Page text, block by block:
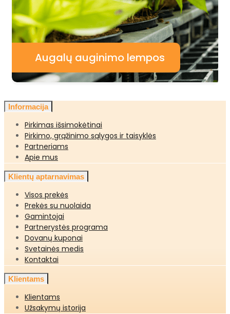
Augalų auginimo lempos
Informacija
Pirkimas išsimokėtinai
Pirkimo, grąžinimo sąlygos ir taisyklės
Partneriams
Apie mus
Klientų aptarnavimas
Visos prekės
Prekės su nuolaida
Gamintojai
Partnerystės programa
Dovanų kuponai
Svetainės medis
Kontaktai
Klientams
Klientams
Užsakymų istorija